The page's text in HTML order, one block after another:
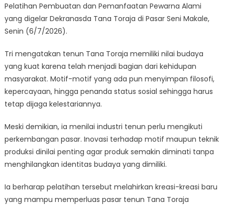
Pelatihan Pembuatan dan Pemanfaatan Pewarna Alami
yang digelar Dekranasda Tana Toraja di Pasar Seni Makale,
Senin (6/7/2026).
Tri mengatakan tenun Tana Toraja memiliki nilai budaya
yang kuat karena telah menjadi bagian dari kehidupan
masyarakat. Motif-motif yang ada pun menyimpan filosofi,
kepercayaan, hingga penanda status sosial sehingga harus
tetap dijaga kelestariannya.
Meski demikian, ia menilai industri tenun perlu mengikuti
perkembangan pasar. Inovasi terhadap motif maupun teknik
produksi dinilai penting agar produk semakin diminati tanpa
menghilangkan identitas budaya yang dimiliki.
Ia berharap pelatihan tersebut melahirkan kreasi-kreasi baru
yang mampu memperluas pasar tenun Tana Toraja